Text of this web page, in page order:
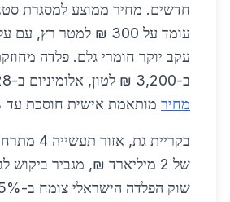
חדשים. מחיר ממוצע למסגרת
עקב יוקר חומרי גלם. פלדה
ב-3,200 ₪ לטון, אלומיניום ב-28 ₪ לק"ג.
מחיר מותאמת אישית חוסכת עד 15% לקבלנים.
בקריית גת,
של 2 מיליארד ₪, מגביר ביקוש